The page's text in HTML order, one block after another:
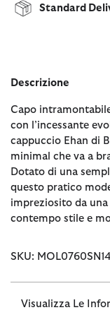
Standard
Descrizione
Capo
con l’incessante
cappuccio Ehan di
minimal che va a
Dotato di una
questo pratico
impreziosito da una
contempo stile e
SKU:
Visualizza Le